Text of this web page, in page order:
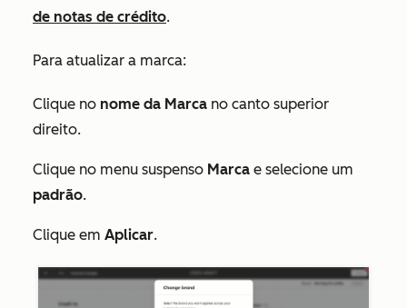
de notas de crédito.
Para atualizar a marca:
Clique no nome da Marca no canto superior
direito.
Clique no menu suspenso Marca e selecione um
padrão.
Clique em Aplicar.